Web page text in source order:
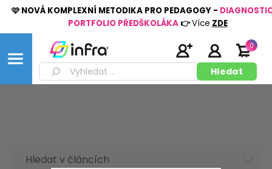
🩷 NOVÁ KOMPLEXNÍ METODIKA PRO PEDAGOGY -
PORTFOLIO PŘEDŠKOLÁKA👉Více ZDE
0
Hledat v článcích